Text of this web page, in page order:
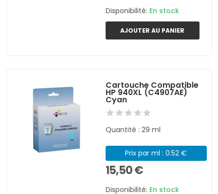
Disponibilité: En stock
AJOUTER AU PANIER
Cartouche Compatible
HP 940XL (C4907AE)
Cyan
Quantité : 29 ml
Prix par ml : 0.52 €
15,50 €
Disponibilité: En stock